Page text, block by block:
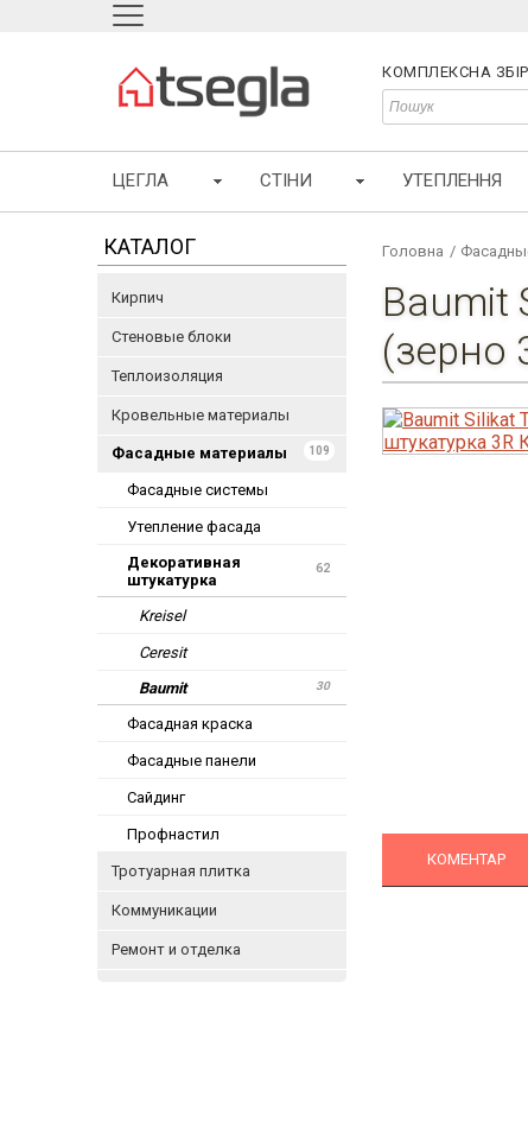
КОМПЛЕКСНА
ЦЕГЛА СТІНИ УТЕПЛЕННЯ
Головна /
Baumit
(зерно
КОМЕНТАР
КАТАЛОГ
Кирпич
Стеновые блоки
Теплоизоляция
Кровельные материалы
Фасадные материалы 109
Фасадные системы
Утепление фасада
Декоративная
штукатурка
62
Kreisel
Ceresit
Baumit
30
Фасадная краска
Фасадные панели
Сайдинг
Профнастил
Тротуарная плитка
Коммуникации
Ремонт и отделка